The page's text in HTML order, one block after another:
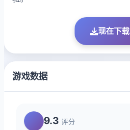
现在下载
游戏数据
9.3 评分